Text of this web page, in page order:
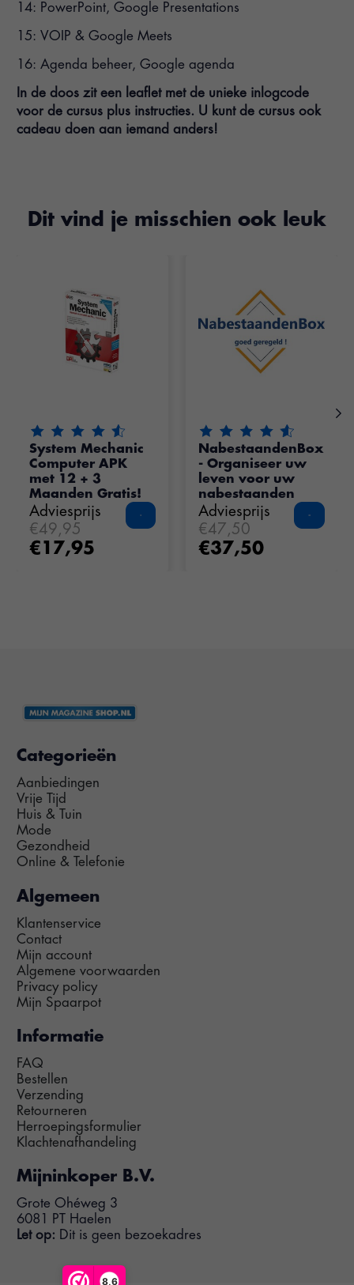
8,6
14: PowerPoint, Google Presentations
15: VOIP & Google Meets
16: Agenda beheer, Google agenda
In de doos zit een leaflet met de unieke inlogcode
voor de cursus plus instructies. U kunt de cursus ook
cadeau doen aan iemand anders!
Dit vind je misschien ook leuk
De beoordeling van dit product is 4.35 van de 5
System Mechanic
Computer APK
met 12 + 3
Maanden Gratis!
Adviesprijs
€49,95
€17,95
De beoordeling van dit
NabestaandenBox
- Organiseer uw
leven voor uw
nabestaanden
Adviesprijs
€47,50
€37,50
Categorieën
Aanbiedingen
Vrije Tijd
Huis & Tuin
Mode
Gezondheid
Online & Telefonie
Algemeen
Klantenservice
Contact
Mijn account
Algemene voorwaarden
Privacy policy
Mijn Spaarpot
Informatie
FAQ
Bestellen
Verzending
Retourneren
Herroepingsformulier
Klachtenafhandeling
Mijninkoper B.V.
Grote Ohéweg 3
6081 PT Haelen
Let op: Dit is geen bezoekadres